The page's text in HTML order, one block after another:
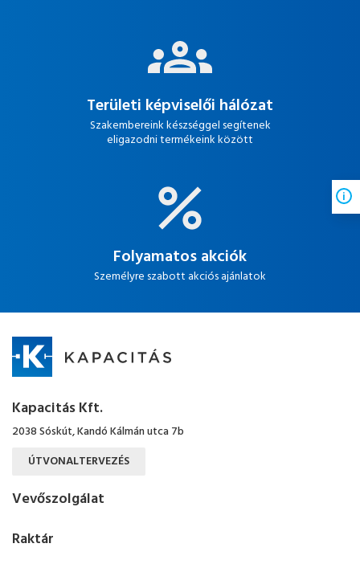
Területi képviselői hálózat
Szakembereink készséggel segítenek
eligazodni termékeink között
Folyamatos akciók
Személyre szabott akciós ajánlatok
Kapacitás Kft.
2038 Sóskút, Kandó Kálmán utca 7b
ÚTVONALTERVEZÉS
Vevőszolgálat
Raktár